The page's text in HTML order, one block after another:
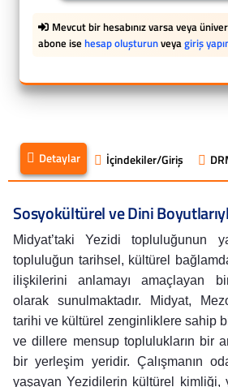
Mevcut bir hesabınız varsa veya
abone ise hesap oluşturunveyagiriş
Detaylar İçindekiler/Giriş
Sosyokültürel ve Dini
Midyat’taki Yezidi topluluğunun
topluluğun tarihsel, kültürel
ilişkilerini anlamayı amaçlayan
olarak sunulmaktadır. Midyat,
tarihi ve kültürel zenginliklere sahip
ve dillere mensup toplulukların bir
bir yerleşim yeridir. Çalışmanın
yaşayan Yezidilerin kültürel kimliği,